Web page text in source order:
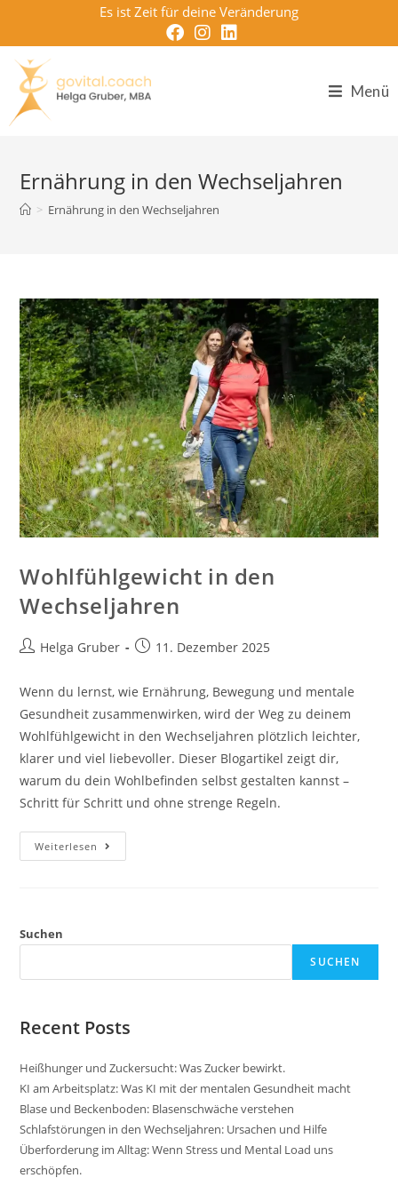
springen
Es ist Zeit für deine Veränderung
Menü
Ernährung in den Wechseljahren
> Ernährung in den Wechseljahren
Wohlfühlgewicht in den
Wechseljahren
Beitrags-
Helga Gruber
Beitrag11. Dezember 2025
Wenn du lernst, wie Ernährung, Bewegung und mentale
Gesundheit zusammenwirken, wird der Weg zu deinem
Wohlfühlgewicht in den Wechseljahren plötzlich leichter,
klarer und viel liebevoller. Dieser Blogartikel zeigt dir,
warum du dein Wohlbefinden selbst gestalten kannst –
Schritt für Schritt und ohne strenge Regeln.
Weiterlesen Wohlfühlgewicht
In
Suchen
SUCHEN
Recent Posts
Heißhunger und Zuckersucht: Was Zucker bewirkt.
KI am Arbeitsplatz: Was KI mit der mentalen Gesundheit macht
Blase und Beckenboden: Blasenschwäche verstehen
Schlafstörungen in den Wechseljahren: Ursachen und Hilfe
Überforderung im Alltag: Wenn Stress und Mental Load uns
erschöpfen.